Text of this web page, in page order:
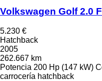
Volkswagen Golf 2.0
5.230 €
Hatchback
2005
262.667 km
Potencia 200 Hp (147 kW)
carrocería hatchback